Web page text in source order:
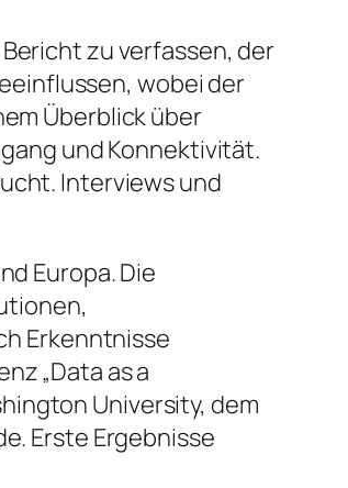
zu verfassen, der
wobei der
Überblick über
und Konnektivität.
Interviews und
Europa. Die
Erkenntnisse
„Data as a
University, dem
Erste Ergebnisse